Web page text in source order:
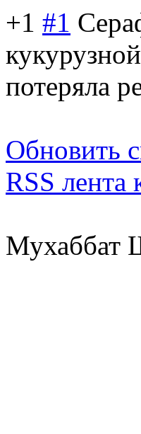
+1 #1
потеряла
Обновить
RSS лента
Мухаббат